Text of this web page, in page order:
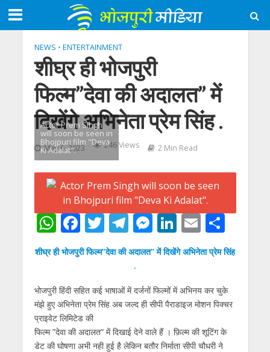
NEWS • ENTERTAINMENT
शीघ्र ही भोजपुरी
फिल्म”देवा की अदालत” में
दिखेंगे अभिनेता प्रेम सिंह .
May 6, 2023 246 Views 2 Min Read
Actor Prem Singh
will soon be seen in
Bhojpuri film "Deva
Ki Adalat".
W
h
at
s
A
p
p
F
ac
e
b
o
o
k
T
w
itt
er
T
el
e
gr
a
M
e
ss
e
n
er
Li
n
k
e
dI
E
m
ai
S
h
ar
e
शीघ्र ही भोजपुरी फिल्म”देवा की अदालत” में दिखेंगे अभिनेता प्रेम सिंह
.
भोजपुरी हिंदी सहित कई भाषाओं में दर्जनों फिल्मों में अभिनय कर चुके
मंझे हुए अभिनेता प्रेम सिंह अब जल्द ही सीपी पैराडाइज मोशन पिक्चर
प्राइवेट लिमिटेड की
फिल्म ”देवा की अदालत” में दिखाई देने वाले हैं । फ़िल्म की शूटिंग के
डेट की घोषणा अभी नही हुई है लेकिन बतौर निर्माता सीपी चौधरी ने